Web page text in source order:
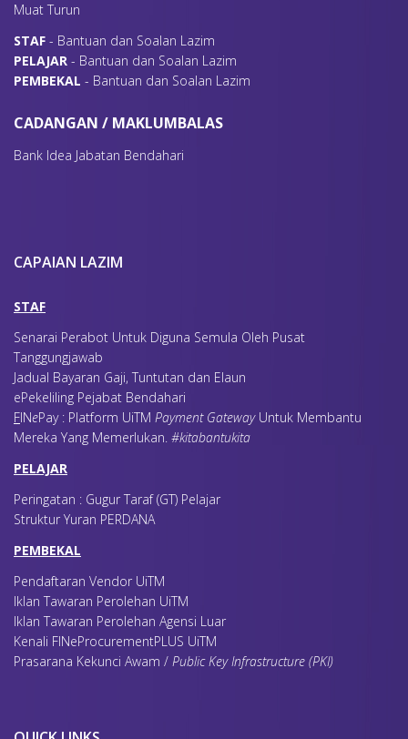
Muat Turun
STAF - Bantuan dan Soalan Lazim
PELAJAR - Bantuan dan Soalan Lazim
PEMBEKAL - Bantuan dan Soalan Lazim
CADANGAN / MAKLUMBALAS
Bank Idea Jabatan Bendahari
CAPAIAN LAZIM
STAF
Senarai Perabot Untuk Diguna Semula Oleh Pusat
Tanggungjawab
Jadual Bayaran Gaji, Tuntutan dan Elaun
ePekeliling Pejabat Bendahari
FINePay : Platform UiTM Payment GatewayUntuk Membantu
Mereka Yang Memerlukan. #kitabantukita
PELAJAR
Peringatan : Gugur Taraf (GT) Pelajar
Struktur Yuran PERDANA
PEMBEKAL
Pendaftaran Vendor UiTM
Iklan Tawaran Perolehan UiTM
Iklan Tawaran Perolehan Agensi Luar
Kenali FINeProcurementPLUS UiTM
Prasarana Kekunci Awam / Public Key Infrastructure (PKI)